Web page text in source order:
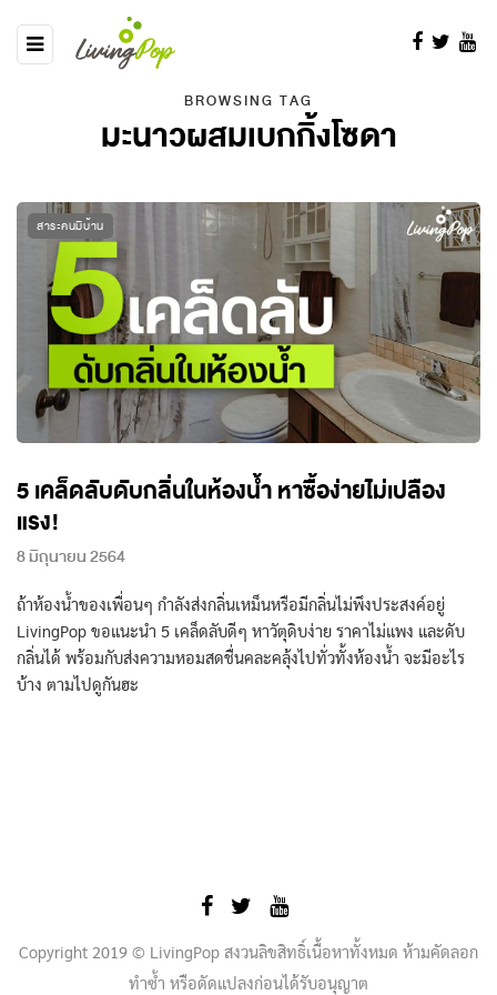
BROWSING TAG
มะนาวผสมเบกกิ้งโซดา
สาระคนมีบ้าน
5 เคล็ดลับดับกลิ่นในห้องน้ำ หาซื้อง่ายไม่เปลือง
แรง!
8 มิถุนายน 2564
ถ้าห้องน้ำของเพื่อนๆ กำลังส่งกลิ่นเหม็นหรือมีกลิ่นไม่พึงประสงค์อยู่
LivingPop ขอแนะนำ 5 เคล็ดลับดีๆ หาวัตุดิบง่าย ราคาไม่แพง และดับ
กลิ่นได้ พร้อมกับส่งความหอมสดชื่นคละคลุ้งไปทั่วทั้งห้องน้ำ จะมีอะไร
บ้าง ตามไปดูกันฮะ
Copyright 2019 © LivingPop สงวนลิขสิทธิ์เนื้อหาทั้งหมด ห้ามคัดลอก
ทำซ้ำ หรือดัดแปลงก่อนได้รับอนุญาต